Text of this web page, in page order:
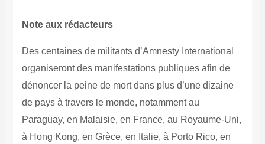
Note aux rédacteurs
Des centaines de militants d’Amnesty International
organiseront des manifestations publiques afin de
dénoncer la peine de mort dans plus d’une dizaine
de pays à travers le monde, notamment au
Paraguay, en Malaisie, en France, au Royaume-Uni,
à Hong Kong, en Grèce, en Italie, à Porto Rico, en